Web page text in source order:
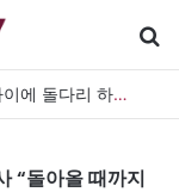
“사람을 위한 생각이라면 현실과 생각 사이에 돌다리 하나는 놓아야 하지 않을까”
“돌아올 때까지